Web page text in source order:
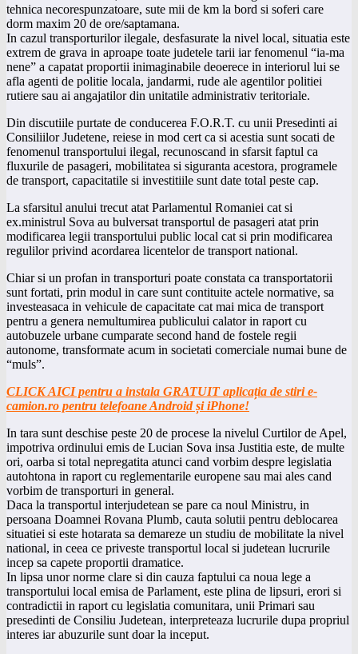
tehnica necorespunzatoare, sute mii de km la bord si soferi care
dorm maxim 20 de ore/saptamana.
In cazul transporturilor ilegale, desfasurate la nivel local, situatia este
extrem de grava in aproape toate judetele tarii iar fenomenul “ia-ma
nene” a capatat proportii inimaginabile deoerece in interiorul lui se
afla agenti de politie locala, jandarmi, rude ale agentilor politiei
rutiere sau ai angajatilor din unitatile administrativ teritoriale.
Din discutiile purtate de conducerea F.O.R.T. cu unii Presedinti ai
Consiliilor Judetene, reiese in mod cert ca si acestia sunt socati de
fenomenul transportului ilegal, recunoscand in sfarsit faptul ca
fluxurile de pasageri, mobilitatea si siguranta acestora, programele
de transport, capacitatile si investitiile sunt date total peste cap.
La sfarsitul anului trecut atat Parlamentul Romaniei cat si
ex.ministrul Sova au bulversat transportul de pasageri atat prin
modificarea legii transportului public local cat si prin modificarea
regulilor privind acordarea licentelor de transport national.
Chiar si un profan in transporturi poate constata ca transportatorii
sunt fortati, prin modul in care sunt contituite actele normative, sa
investeasaca in vehicule de capacitate cat mai mica de transport
pentru a genera nemultumirea publicului calator in raport cu
autobuzele urbane cumparate second hand de fostele regii
autonome, transformate acum in societati comerciale numai bune de
“muls”.
CLICK AICI pentru a instala GRATUIT aplicația de stiri e-
camion.ro pentru telefoane Android și iPhone!
In tara sunt deschise peste 20 de procese la nivelul Curtilor de Apel,
impotriva ordinului emis de Lucian Sova insa Justitia este, de multe
ori, oarba si total nepregatita atunci cand vorbim despre legislatia
autohtona in raport cu reglementarile europene sau mai ales cand
vorbim de transporturi in general.
Daca la transportul interjudetean se pare ca noul Ministru, in
persoana Doamnei Rovana Plumb, cauta solutii pentru deblocarea
situatiei si este hotarata sa demareze un studiu de mobilitate la nivel
national, in ceea ce priveste transportul local si judetean lucrurile
incep sa capete proportii dramatice.
In lipsa unor norme clare si din cauza faptului ca noua lege a
transportului local emisa de Parlament, este plina de lipsuri, erori si
contradictii in raport cu legislatia comunitara, unii Primari sau
presedinti de Consiliu Judetean, interpreteaza lucrurile dupa propriul
interes iar abuzurile sunt doar la inceput.